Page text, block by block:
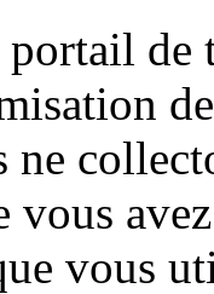
de
vous
vous